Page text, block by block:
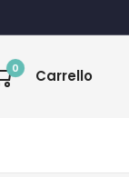
0 Carrello